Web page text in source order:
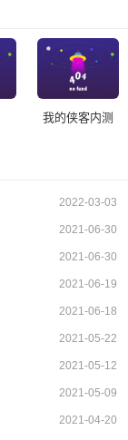
我的侠客内测
2022-03-03
2021-06-30
2021-06-30
2021-06-19
2021-06-18
2021-05-22
2021-05-12
2021-05-09
2021-04-20